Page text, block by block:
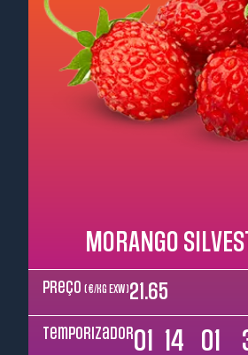
MORANGO
Preço ( €/kg EXW ) 21.65
Temporizador01 14 01